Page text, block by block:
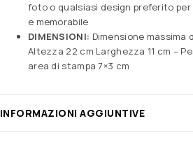
foto o qualsiasi design preferito
e memorabile
DIMENSIONI: Dimensione massima
Altezza 22 cm Larghezza 11 cm –
area di stampa 7×3 cm
INFORMAZIONI AGGIUNTIVE